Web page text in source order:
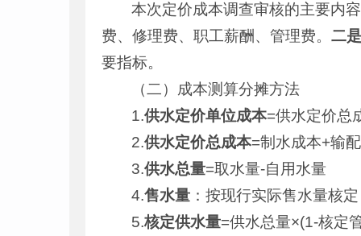
本次定价成本调查审核的主要内
费、修理费、职工薪酬、管理费。 二是
要指标。
（二）成本测算分摊方法
1.供水定价单位成本=供水定价总
2.供水定价总成本=制水成本+输
3.供水总量=取水量-自用水量
4.售水量 ：按现行实际售水量核定
5.核定供水量=供水总量×(1-核定